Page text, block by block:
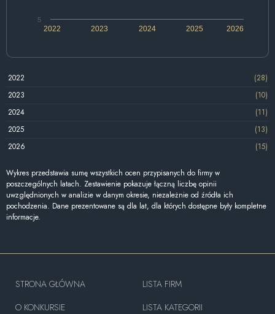
2022 2024 2026
2023 2025
5
2022
(28)
2023
(10)
2024
(11)
2025
(13)
2026
(15)
Wykres przedstawia sumę wszystkich ocen przypisanych do firmy w
poszczególnych latach. Zestawienie pokazuje łączną liczbę opinii
uwzględnionych w analizie w danym okresie, niezależnie od źródła ich
pochodzenia. Dane prezentowane są dla lat, dla których dostępne były kompletne
informacje.
STRONA GŁÓWNA
O KONKURSIE
LISTA FIRM
LISTA KATEGORII